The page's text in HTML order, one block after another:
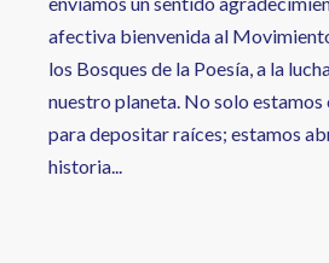
afectiva bienvenida al
los Bosques de la Poesía, a la
nuestro planeta. No solo
para depositar raíces; estamos
historia...